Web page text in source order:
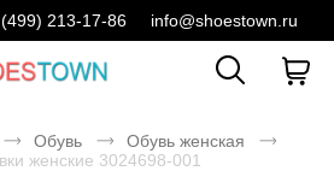
213-17-86 info@shoestown.ru
Обувь
Обувь женская
женские 3024698-001